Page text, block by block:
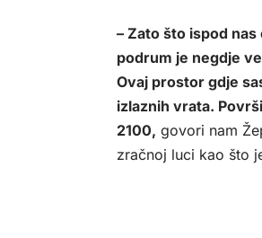
– Zato što ispod
podrum je negdje
Ovaj prostor gdje
izlaznih vrata.
2100, govori nam
zračnoj luci kao što